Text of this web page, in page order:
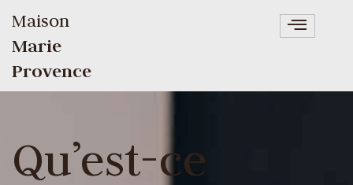
Maison
Marie
Provence
Qu’est-ce